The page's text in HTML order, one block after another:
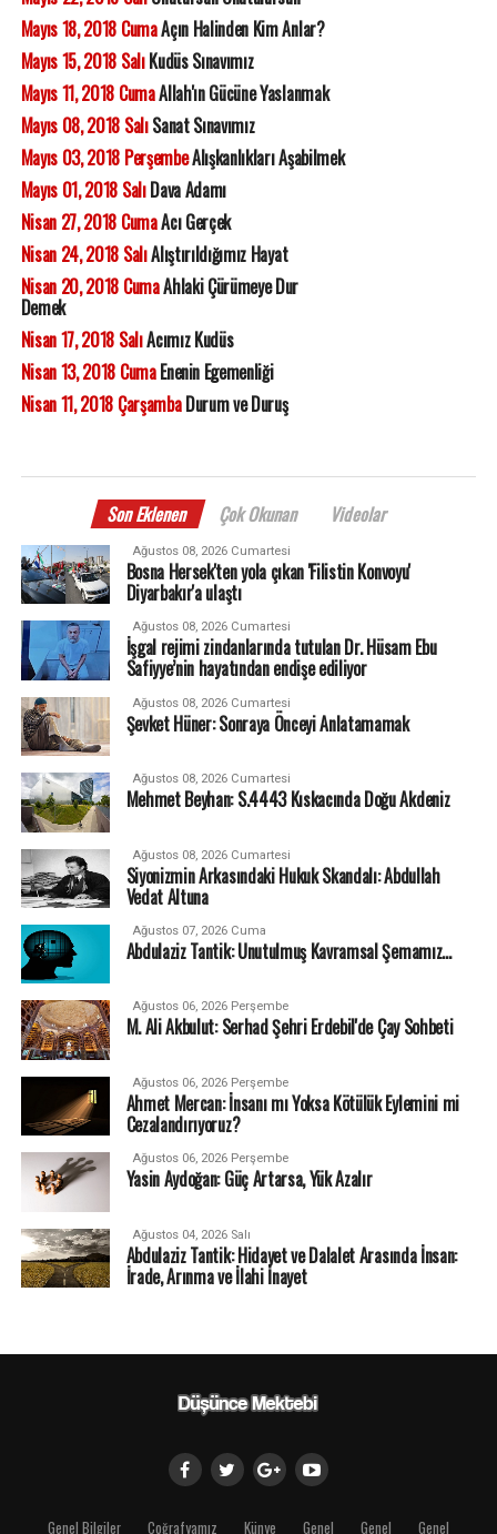
Mayıs 18, 2018 CumaAçın Halinden Kim Anlar?
Mayıs 15, 2018 SalıKudüs Sınavımız
Mayıs 11, 2018 CumaAllah'ın Gücüne Yaslanmak
Mayıs 08, 2018 SalıSanat Sınavımız
Mayıs 03, 2018 PerşembeAlışkanlıkları Aşabilmek
Mayıs 01, 2018 SalıDava Adamı
Nisan 27, 2018 CumaAcı Gerçek
Nisan 24, 2018 SalıAlıştırıldığımız Hayat
Nisan 20, 2018 CumaAhlaki Çürümeye Dur
Demek
Nisan 17, 2018 SalıAcımız Kudüs
Nisan 13, 2018 CumaEnenin Egemenliği
Nisan 11, 2018 ÇarşambaDurum ve Duruş
Son Eklenen Çok Okunan Videolar
Ağustos 08, 2026 Cumartesi
Bosna Hersek'ten yola çıkan 'Filistin Konvoyu'
Diyarbakır'a ulaştı
Ağustos 08, 2026 Cumartesi
İşgal rejimi zindanlarında tutulan Dr. Hüsam Ebu
Safiyye’nin hayatından endişe ediliyor
Ağustos 08, 2026 Cumartesi
Şevket Hüner: Sonraya Önceyi Anlatamamak
Ağustos 08, 2026 Cumartesi
Mehmet Beyhan: S.4443 Kıskacında Doğu Akdeniz
Ağustos 08, 2026 Cumartesi
Siyonizmin Arkasındaki Hukuk Skandalı: Abdullah
Vedat Altuna
Ağustos 07, 2026 Cuma
Abdulaziz Tantik: Unutulmuş Kavramsal Şemamız…
Ağustos 06, 2026 Perşembe
M. Ali Akbulut: Serhad Şehri Erdebil'de Çay Sohbeti
Ağustos 06, 2026 Perşembe
Ahmet Mercan: İnsanı mı Yoksa Kötülük Eylemini mi
Cezalandırıyoruz?
Ağustos 06, 2026 Perşembe
Yasin Aydoğan: Güç Artarsa, Yük Azalır
Ağustos 04, 2026 Salı
Abdulaziz Tantik: Hidayet ve Dalalet Arasında İnsan:
İrade, Arınma ve İlahi İnayet
Genel Bilgiler Coğrafyamız Künye Genel Genel Genel